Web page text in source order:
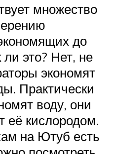
множество
до
это? Нет, не
экономят
Практически
воду, они
её кислородом.
на Ютуб есть